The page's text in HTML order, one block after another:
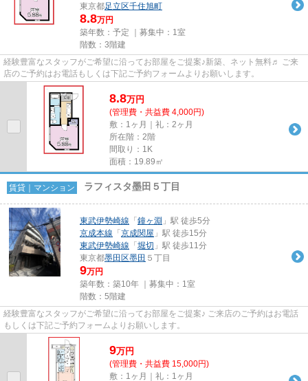
東京都足立区千住旭町
8.8万円
築年数：予定 ｜募集中： 1室
階数：3階建
経験豊富なスタッフがご希望に沿ってお部屋をご提案♪新築、ネット無料♬ ご来
店のご予約はお電話もしくは下記ご予約フォームよりお願いします。
8.8万円
(管理費・共益費 4,000円)
敷：1ヶ月｜礼：2ヶ月
所在階：2階
間取り：1K
面積：19.89㎡
賃貸｜マンション ラフィスタ墨田５丁目
東武伊勢崎線 「 鐘ヶ淵 」駅 徒歩5分
京成本線 「 京成関屋 」駅 徒歩15分
東武伊勢崎線 「 堀切 」駅 徒歩11分
東京都墨田区墨田 ５丁目
9万円
築年数：築10年 ｜募集中： 1室
階数：5階建
経験豊富なスタッフがご希望に沿ってお部屋をご提案♪ ご来店のご予約はお電話
もしくは下記ご予約フォームよりお願いします。
9万円
(管理費・共益費 15,000円)
敷：1ヶ月｜礼：1ヶ月